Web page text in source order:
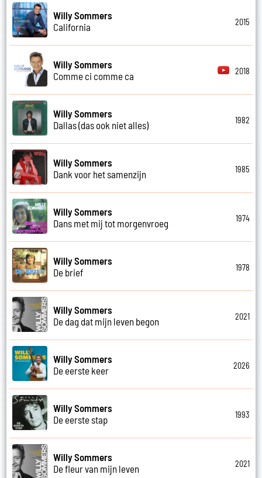
Willy Sommers
California
2015
Willy Sommers
Comme ci comme ca
2018
Willy Sommers
Dallas (das ook niet alles)
1982
Willy Sommers
Dank voor het samenzijn
1985
Willy Sommers
Dans met mij tot morgenvroeg
1974
Willy Sommers
De brief
1978
Willy Sommers
De dag dat mijn leven begon
2021
Willy Sommers
De eerste keer
2026
Willy Sommers
De eerste stap
1993
Willy Sommers
De fleur van mijn leven
2021